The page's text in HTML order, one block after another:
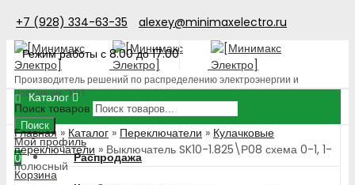
+7 (928) 334-63-35
alexey@minimaxelectro.ru
Режим работы с 8.00 до 17.00
Производитель решений по распределению электроэнергии и
поставщик ЭТП
Поиск товаров
Поиск
Мой профиль
0
Корзина
Каталог
Распродажа
Главная » Каталог » Переключатели » Кулачковые
переключатели » Выключатель SK10-1.825\Р08 схема 0-1, 1-
полюсный